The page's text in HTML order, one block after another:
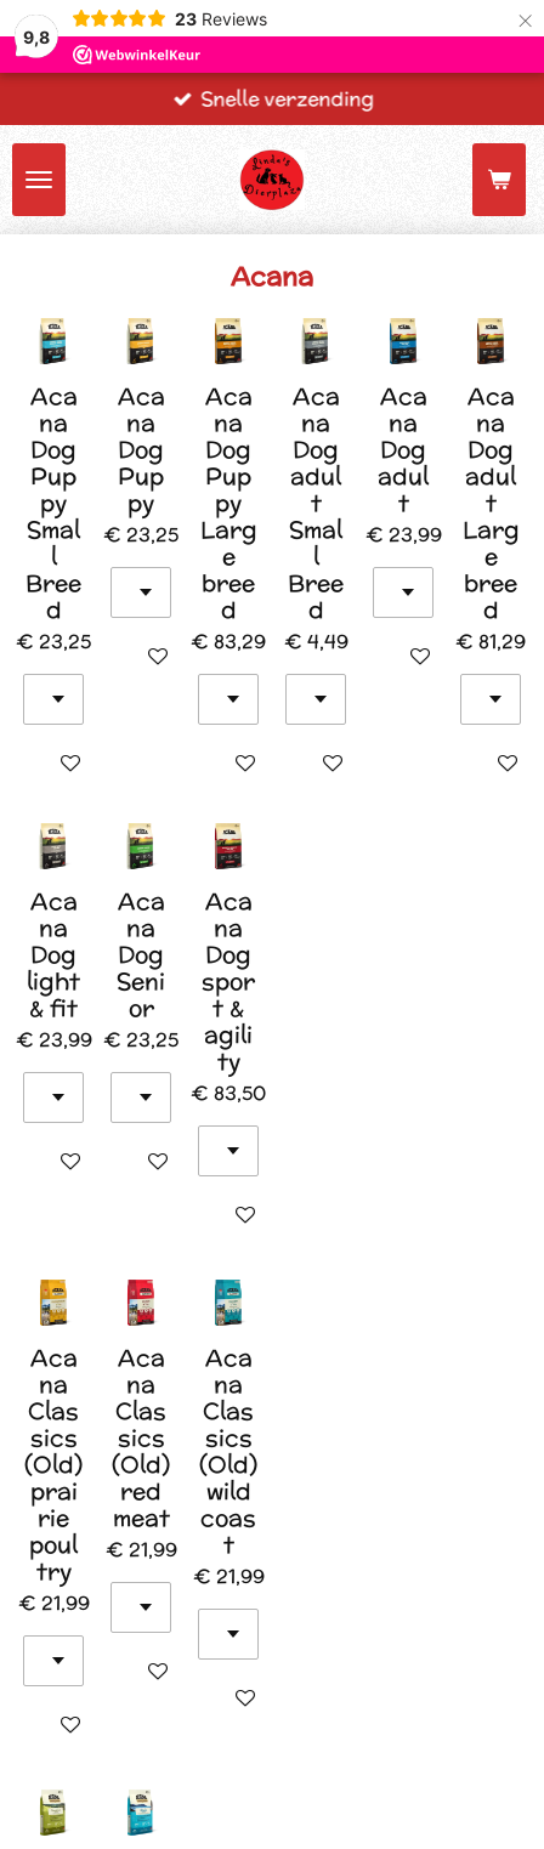
9,8
23 Reviews ×
Snelle verzending
Acana
Aca
na
Dog
Pup
py
Smal
l
Bree
d
€ 23,25
In winkelwagen
Aca
na
Dog
Pup
py
€ 23,25
In winkelwagen
Aca
na
Dog
Pup
py
Larg
e
bree
d
€ 83,29
In winkelwagen
Aca
na
Dog
adul
t
Smal
l
Bree
d
€ 4,49
In winkelwagen
Aca
na
Dog
adul
t
€ 23,99
In winkelwagen
Aca
na
Dog
adul
t
Larg
e
bree
d
€ 81,29
In
Aca
na
Dog
light
& fit
€ 23,99
In winkelwagen
Aca
na
Dog
Seni
or
€ 23,25
In winkelwagen
Aca
na
Dog
spor
t &
agili
ty
€ 83,50
In winkelwagen
Aca
na
Clas
sics
(Old)
prai
rie
poul
try
€ 21,99
In winkelwagen
Aca
na
Clas
sics
(Old)
red
meat
€ 21,99
In winkelwagen
Aca
na
Clas
sics
(Old)
wild
coas
t
€ 21,99
In winkelwagen